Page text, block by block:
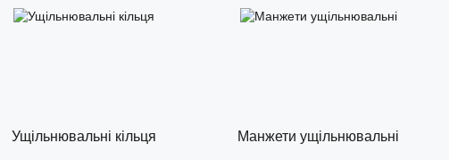
Ущільнювальні кільця Манжети ущільнювальні